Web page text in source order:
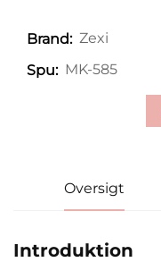
Brand: Zexi
Spu: MK-585
Oversigt
Introduktion